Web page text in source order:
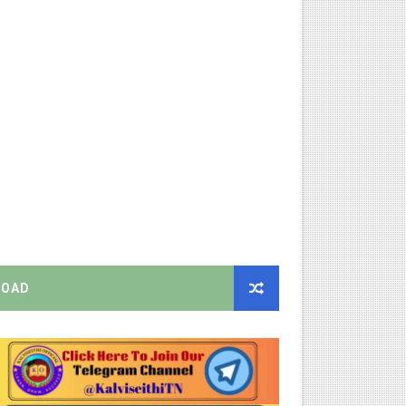
இயக்குநராக கலைச்செல்வி மோகன், IAS நியமனம் - அரசாணை
முதலமைச்சரின் நிலையான ஆணைகள் (TN Govt Standing
- ஆட்சியர் சுற்றறிக்கை!
வெளியிட்ட முக்கிய அறிவிப்பு!